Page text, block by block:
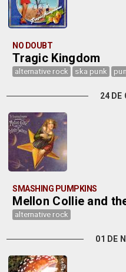
NO DOUBT
Tragic Kingdom
alternative rock ska punk
24 DE
SMASHING PUMPKINS
Mellon Collie and
alternative rock
01 DE